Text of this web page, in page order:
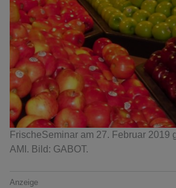
FrischeSeminar am 27. Februar 2019
AMI. Bild: GABOT.
Anzeige